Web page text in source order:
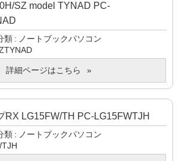
SZ model TYNAD PC-
類
ノートブックパソコン
詳細ページはこちら
RX LG15FW/TH PC-LG15FWTJH
類
ノートブックパソコン